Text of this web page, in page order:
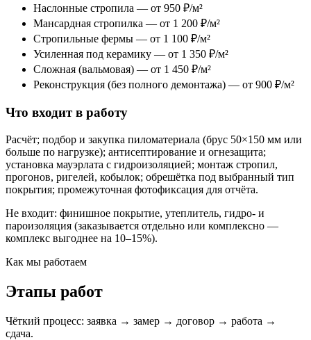
Наслонные стропила — от 950 ₽/м²
Мансардная стропилка — от 1 200 ₽/м²
Стропильные фермы — от 1 100 ₽/м²
Усиленная под керамику — от 1 350 ₽/м²
Сложная (вальмовая) — от 1 450 ₽/м²
Реконструкция (без полного демонтажа) — от 900 ₽/м²
Что входит в работу
Расчёт; подбор и закупка пиломатериала (брус 50×150 мм или
больше по нагрузке); антисептирование и огнезащита;
установка мауэрлата с гидроизоляцией; монтаж стропил,
прогонов, ригелей, кобылок; обрешётка под выбранный тип
покрытия; промежуточная фотофиксация для отчёта.
Не входит: финишное покрытие, утеплитель, гидро- и
пароизоляция (заказывается отдельно или комплексно —
комплекс выгоднее на 10–15%).
Как мы работаем
Этапы работ
Чёткий процесс: заявка → замер → договор → работа →
сдача.